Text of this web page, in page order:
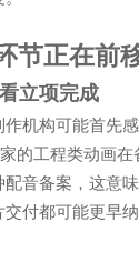
节正在前
立项完成
作机构可能首先
的工程类动画
音备案，这意
付都可能更早